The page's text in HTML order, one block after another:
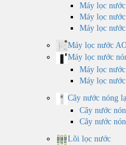
Máy lọc
Máy lọc
Máy lọc
Máy lọc nước
Máy lọc nước
Máy lọc
Máy lọc
Cây nước nóng
Cây nước
Cây nước
Lõi lọc nước